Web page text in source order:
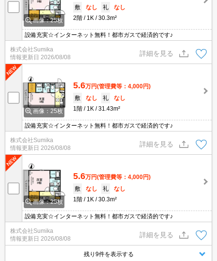
画像：25枚
敷
なし 礼
なし
2階
1K 30.3m²
設備充実☆インターネット無料！都市ガスで経済的です♪
株式会社Sumika
情報更新日 2026/08/08
詳細を見る
画像：25枚
5.6万円(管理費等：4,000円)
敷
なし 礼
なし
1階
1K 31.43m²
設備充実☆インターネット無料！都市ガスで経済的です♪
株式会社Sumika
情報更新日 2026/08/08
詳細を見る
画像：25枚
5.6万円(管理費等：4,000円)
敷
なし 礼
なし
1階
1K 30.3m²
設備充実☆インターネット無料！都市ガスで経済的です♪
株式会社Sumika
情報更新日 2026/08/08
詳細を見る
残り9件を表示する